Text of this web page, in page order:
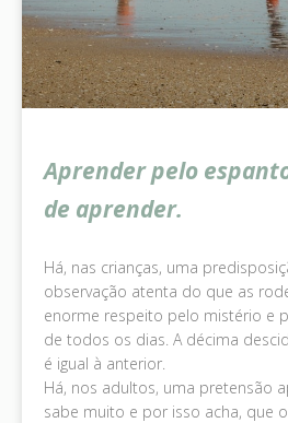
Aprender pelo
de aprender.
Há, nas crianças, uma
observação atenta do que as
enorme respeito pelo mistério e
de todos os dias. A décima
é igual à anterior.
Há, nos adultos, uma pretensão
sabe muito e por isso acha, que